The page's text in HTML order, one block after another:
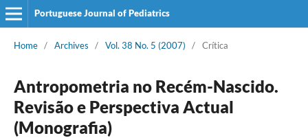
Portuguese Journal of Pediatrics
Home / Archives / Vol. 38 No. 5 (2007) / Crítica
Antropometria no Recém-Nascido.
Revisão e Perspectiva Actual
(Monografia)